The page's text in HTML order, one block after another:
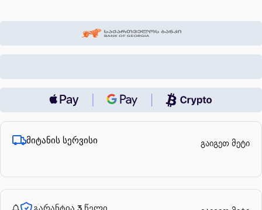
მიტანის სერვისი გაიგეთ მეტი